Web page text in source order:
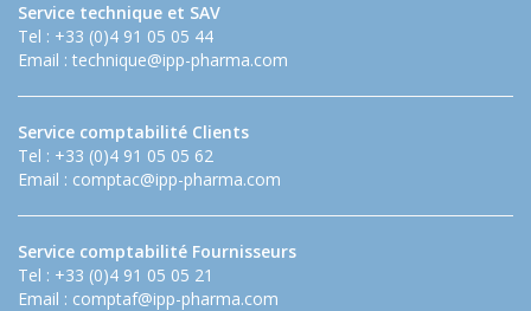
Service technique et SAV
Tel : +33 (0)4 91 05 05 44
Email : technique@ipp-pharma.com
Service comptabilité Clients
Tel : +33 (0)4 91 05 05 62
Email : comptac@ipp-pharma.com
Service comptabilité Fournisseurs
Tel : +33 (0)4 91 05 05 21
Email : comptaf@ipp-pharma.com